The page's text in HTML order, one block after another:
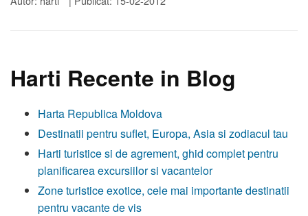
Harti Recente in Blog
Harta Republica Moldova
Destinatii pentru suflet, Europa, Asia si zodiacul tau
Harti turistice si de agrement, ghid complet pentru
planificarea excursiilor si vacantelor
Zone turistice exotice, cele mai importante destinatii
pentru vacante de vis